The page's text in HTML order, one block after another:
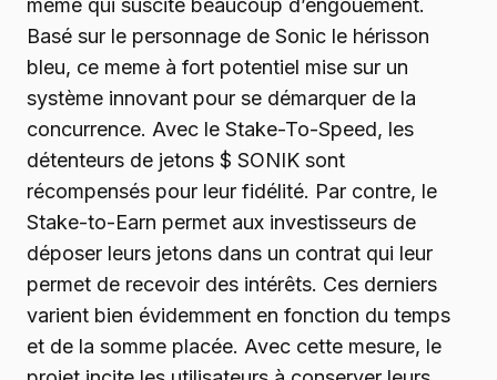
meme qui suscite beaucoup d’engouement.
Basé sur le personnage de Sonic le hérisson
bleu, ce meme à fort potentiel mise sur un
système innovant pour se démarquer de la
concurrence. Avec le Stake-To-Speed, les
détenteurs de jetons $ SONIK sont
récompensés pour leur fidélité. Par contre, le
Stake-to-Earn permet aux investisseurs de
déposer leurs jetons dans un contrat qui leur
permet de recevoir des intérêts. Ces derniers
varient bien évidemment en fonction du temps
et de la somme placée. Avec cette mesure, le